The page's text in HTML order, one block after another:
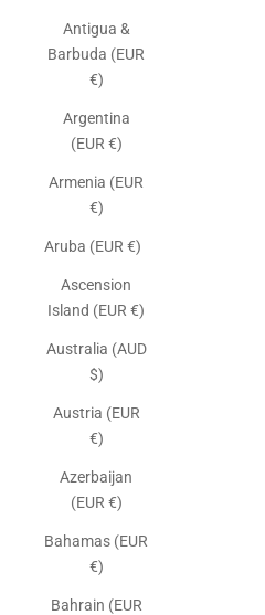
Antigua &
Barbuda (EUR
€)
Argentina
(EUR €)
Armenia (EUR
€)
Aruba (EUR €)
Ascension
Island (EUR €)
Australia (AUD
$)
Austria (EUR
€)
Azerbaijan
(EUR €)
Bahamas (EUR
€)
Bahrain (EUR